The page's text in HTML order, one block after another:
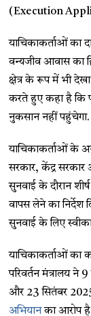
(Execution
याचिकाकर्ताओं का
वन्यजीव आवास का
क्षेत्र के रूप में भी
करते हुए कहा है कि
नुकसान नहीं पहुंचेगा.
याचिकाकर्ताओं के
सरकार, केंद्र सरकार
सुनवाई के दौरान
वापस लेने का निर्देश
सुनवाई के लिए
याचिकाकर्ताओं का
परिवर्तन मंत्रालय ने
और 23 सितंबर 2025
अभियानका आरोप है